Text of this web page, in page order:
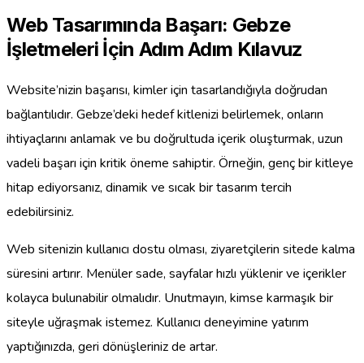
Web Tasarımında Başarı: Gebze
İşletmeleri İçin Adım Adım Kılavuz
Website’nizin başarısı, kimler için tasarlandığıyla doğrudan
bağlantılıdır. Gebze’deki hedef kitlenizi belirlemek, onların
ihtiyaçlarını anlamak ve bu doğrultuda içerik oluşturmak, uzun
vadeli başarı için kritik öneme sahiptir. Örneğin, genç bir kitleye
hitap ediyorsanız, dinamik ve sıcak bir tasarım tercih
edebilirsiniz.
Web sitenizin kullanıcı dostu olması, ziyaretçilerin sitede kalma
süresini artırır. Menüler sade, sayfalar hızlı yüklenir ve içerikler
kolayca bulunabilir olmalıdır. Unutmayın, kimse karmaşık bir
siteyle uğraşmak istemez. Kullanıcı deneyimine yatırım
yaptığınızda, geri dönüşleriniz de artar.